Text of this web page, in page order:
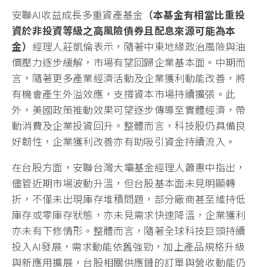
安聯AI收益成長多重資產基金 （本基金有相當比重投
資於非投資等級之高風險債券且配息來源可能為本
金） 經理人莊凱倫表示，隨著中東地緣政治風險與油
價壓力逐步緩解，市場有望回歸企業基本面。中期而
言，隨著更多產業經濟活動及企業獲利動能改善，將
有機會產生外溢效應，支撐資本市場持續擴張。此
外，美國政策推動效果可望逐步傳導至實體經濟，帶
動消費及企業投資回升。整體而言，科技股仍具備良
好韌性，企業獲利改善亦有助吸引資金持續流入。
在台股方面，安聯台灣大壩基金經理人蕭惠中指出，
儘管近期市場波動升溫，但台股基本面未見明顯轉
折，不僅未出現庫存堆積問題，部分廠商甚至維持低
庫存或零庫存狀態，亦未見需求快速降溫，企業獲利
亦未有下修情形。整體而言，隨著全球科技巨頭持續
投入AI發展，需求動能依舊強勁，加上產品規格升級
與新應用擴展，台股相關供應鏈的訂單與營收動能仍